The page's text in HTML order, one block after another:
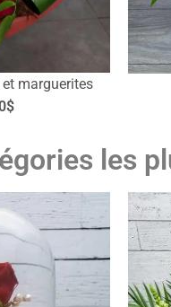
marguerites
les